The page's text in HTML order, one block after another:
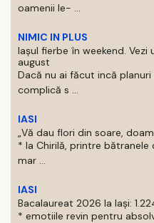
oamenii le- ...
NIMIC IN PLUS
Iașul fierbe în weekend.
august
Dacă nu ai făcut incă
complică s ...
IASI
„Vă dau flori din soare,
* la Chirilă, printre
mar ...
IASI
Bacalaureat 2026 la Iași:
* emotiile revin pentru